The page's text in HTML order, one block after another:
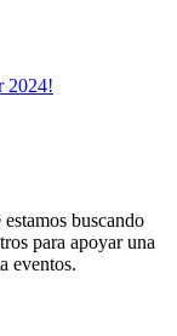
2024!
buscando
para apoyar una
eventos.